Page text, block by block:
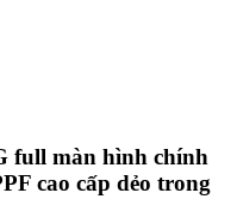
full màn hình chính
cao cấp dẻo trong